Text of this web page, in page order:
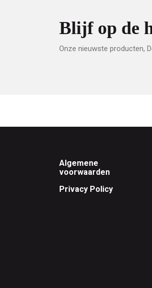
Blijf op de
Onze nieuwste producten,
Footer
Algemene
voorwaarden
Privacy Policy